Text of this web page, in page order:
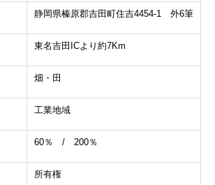
静岡県榛原郡吉田町住吉4454-1 外6筆
東名吉田ICより約7Km
畑・田
工業地域
60％ / 200％
所有権